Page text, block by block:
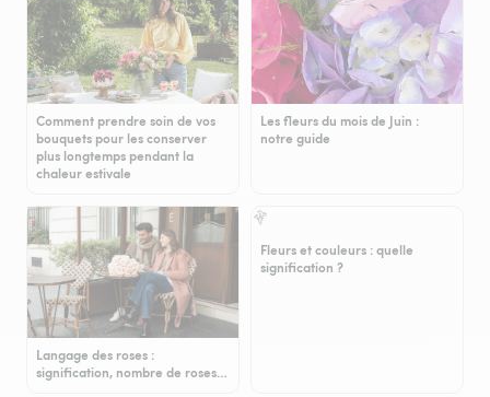
Comment prendre soin de vos
bouquets pour les conserver
plus longtemps pendant la
chaleur estivale
Les fleurs du mois de Juin :
notre guide
Langage des roses :
signification, nombre de roses…
Fleurs et couleurs : quelle
signification ?